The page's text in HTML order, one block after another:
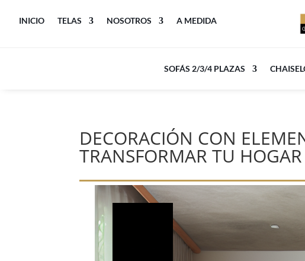
INICIO TELAS NOSOTROS A MEDIDA
SOFÁS 2/3/4 PLAZAS
DECORACIÓN CON
TRANSFORMAR TU HOGAR